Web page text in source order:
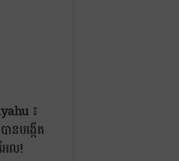
៖
នបង្កើត
ែល!